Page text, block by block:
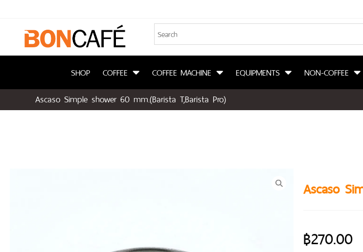
SHOP COFFEE COFFEE MACHINE EQUIPMENTS NON-COFFEE
Ascaso Simple shower 60 mm.(Barista T,Barista Pro)
Ascaso
฿270.00